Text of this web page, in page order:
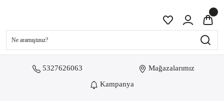
5327626063
Mağazalarımız
Kampanya